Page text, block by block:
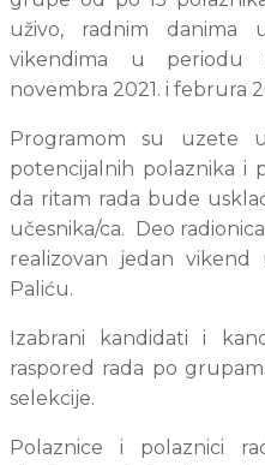
uživo, radnim danima
vikendima u periodu
novembra 2021. i februra
Programom su uzete
potencijalnih polaznika i
da ritam rada bude
učesnika/ca.  Deo
realizovan jedan
Paliću.
Izabrani kandidati i
raspored rada po
selekcije.
Polaznice i polaznici